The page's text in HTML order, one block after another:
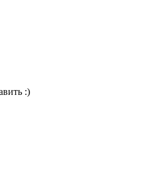
:)